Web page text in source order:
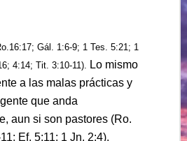
Gál. 1:6-9; 1 Tes. 5:21; 1
4:14; Tit. 3:10-11). Lo mismo
a las malas prácticas y
que anda
aun si son pastores (Ro.
Ef. 5:11; 1 Jn. 2:4).